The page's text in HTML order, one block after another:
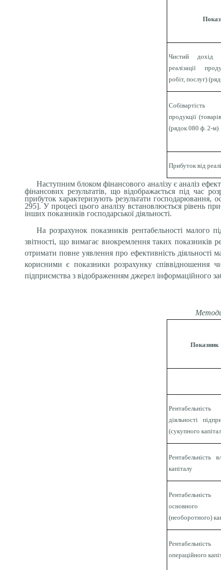
Чистий дохід
реалізації
робіт, послуг)
Собівартість
продукції
(рядок 080 ф. 2-м)
Прибуток від
Наступним блоком фінансового аналізу є аналіз
фінансових результатів, що відображається під час
прибуток характеризують результати господарювання,
295]. У процесі цього аналізу встановлюється рівень
інших показників господарської діяльності.
На розрахунок показників рентабельності малого
звітності, що вимагає виокремлення таких
отримати повне уявлення про ефективність діяльності
корисними є показники розрахунку співвідношення
підприємства з відображенням джерел інформаційного
Показник
Рентабельність
діяльності
(сукупного
Рентабельність
капіталу
Рентабельність
основного
(необоротного)
Рентабельність
операційного